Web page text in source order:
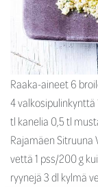
Raaka-aineet 6
4 valkosipulinkynttä
tl kanelia 0,5 tl
Rajamäen Sitruuna
vettä 1 pss/200 g
ryynejä 3 dl kylmä